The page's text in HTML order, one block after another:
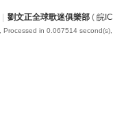
劉文正全球歌迷俱樂部 ( 皖
, Processed in 0.067514